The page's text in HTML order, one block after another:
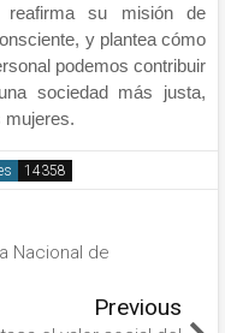
reafirma su misión de
y plantea cómo
podemos contribuir
sociedad más justa,
mujeres.
Nacional de
Previous